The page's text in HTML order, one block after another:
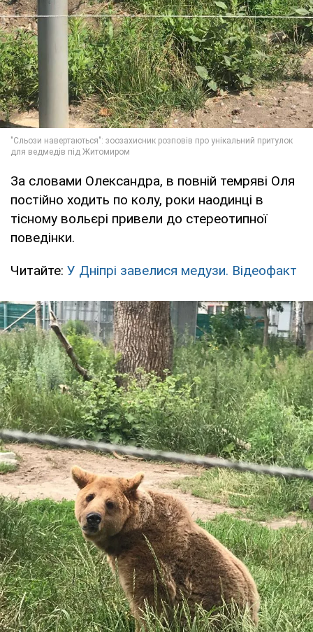
За словами Олександра, в повній темряві Оля
постійно ходить по колу, роки наодинці в
тісному вольєрі привели до стереотипної
поведінки.
Читайте: У Дніпрі завелися медузи. Відеофакт